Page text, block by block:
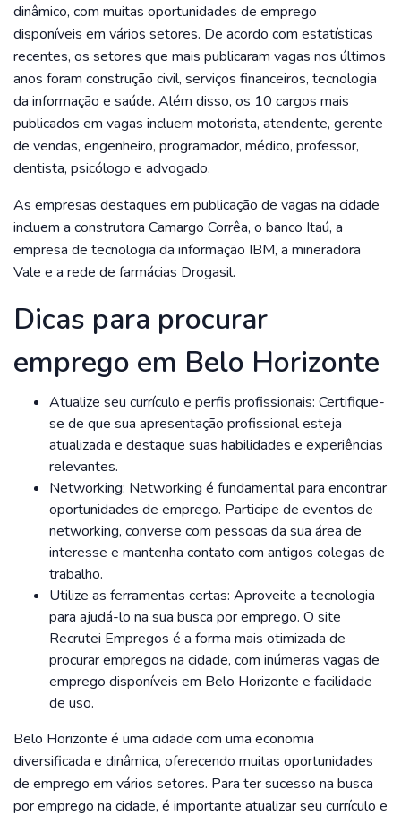
dinâmico, com muitas oportunidades de emprego
disponíveis em vários setores. De acordo com estatísticas
recentes, os setores que mais publicaram vagas nos últimos
anos foram construção civil, serviços financeiros, tecnologia
da informação e saúde. Além disso, os 10 cargos mais
publicados em vagas incluem motorista, atendente, gerente
de vendas, engenheiro, programador, médico, professor,
dentista, psicólogo e advogado.
As empresas destaques em publicação de vagas na cidade
incluem a construtora Camargo Corrêa, o banco Itaú, a
empresa de tecnologia da informação IBM, a mineradora
Vale e a rede de farmácias Drogasil.
Dicas para procurar
emprego em Belo Horizonte
Atualize seu currículo e perfis profissionais: Certifique-
se de que sua apresentação profissional esteja
atualizada e destaque suas habilidades e experiências
relevantes.
Networking: Networking é fundamental para encontrar
oportunidades de emprego. Participe de eventos de
networking, converse com pessoas da sua área de
interesse e mantenha contato com antigos colegas de
trabalho.
Utilize as ferramentas certas: Aproveite a tecnologia
para ajudá-lo na sua busca por emprego. O site
Recrutei Empregos é a forma mais otimizada de
procurar empregos na cidade, com inúmeras vagas de
emprego disponíveis em Belo Horizonte e facilidade
de uso.
Belo Horizonte é uma cidade com uma economia
diversificada e dinâmica, oferecendo muitas oportunidades
de emprego em vários setores. Para ter sucesso na busca
por emprego na cidade, é importante atualizar seu currículo e